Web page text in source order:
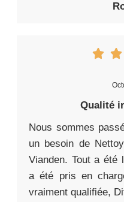
Qualité
Nous sommes
un besoin de
Vianden. Tout a été
a été pris en
vraiment qualifiée,